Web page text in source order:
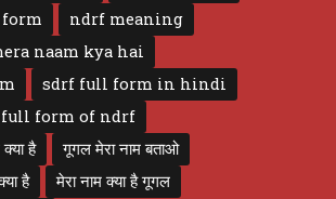
ndrf meaning
naam kya hai
sdrf full form in hindi
form of ndrf
है
गूगल मेरा नाम बताओ
है
मेरा नाम क्या है गूगल